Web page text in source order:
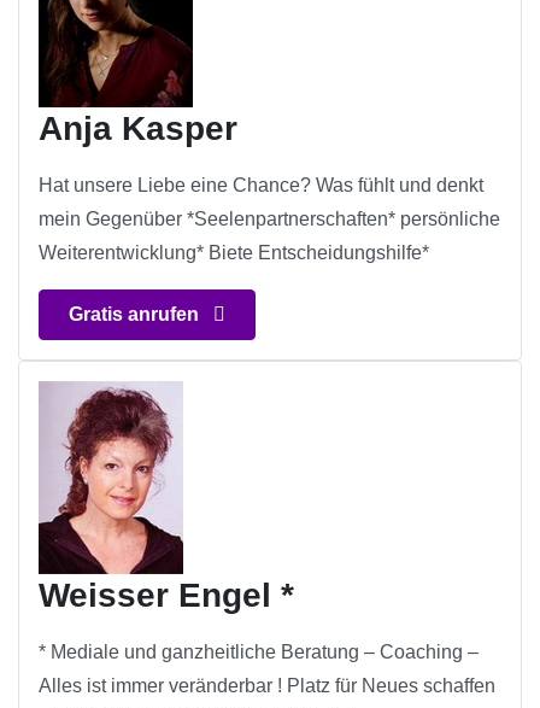
Anja Kasper
Hat unsere Liebe eine Chance? Was fühlt und denkt
mein Gegenüber *Seelenpartnerschaften* persönliche
Weiterentwicklung* Biete Entscheidungshilfe*
Gratis anrufen
Weisser Engel *
* Mediale und ganzheitliche Beratung – Coaching –
Alles ist immer veränderbar ! Platz für Neues schaffen